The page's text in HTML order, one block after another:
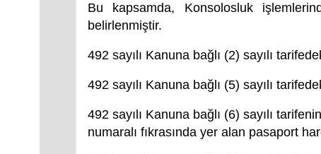
Bu kapsamda, Konsolosluk
belirlenmiştir.
492 sayılı Kanuna bağlı (2) sayılı
492 sayılı Kanuna bağlı (5) sayılı
492 sayılı Kanuna bağlı (6) sayılı
numaralı fıkrasında yer alan pasaport